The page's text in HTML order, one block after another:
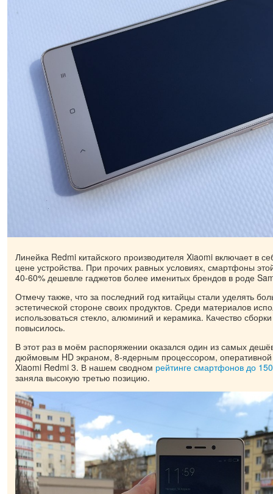
Линейка Redmi китайского производителя Xiaomi включает в
цене устройства. При прочих равных условиях, смартфоны
40-60% дешевле гаджетов более именитых брендов в роде
Отмечу также, что за последний год китайцы стали уделять
эстетической стороне своих продуктов. Среди материалов
использоваться стекло, алюминий и керамика. Качество
повысилось.
В этот раз в моём распоряжении оказался один из самых
дюймовым HD экраном, 8-ядерным процессором,
Xiaomi Redmi 3. В нашем сводном рейтинге смартфонов до
заняла высокую третью позицию.